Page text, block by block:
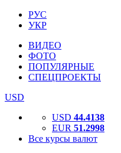
РУС
УКР
ВИДЕО
ФОТО
ПОПУЛЯРНЫЕ
СПЕЦПРОЕКТЫ
USD
USD 44.4138
EUR 51.2998
Все курсы валют